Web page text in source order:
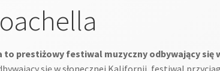
to prestiżowy festiwal muzyczny odbywający się
się w słonecznej Kalifornii, festiwal